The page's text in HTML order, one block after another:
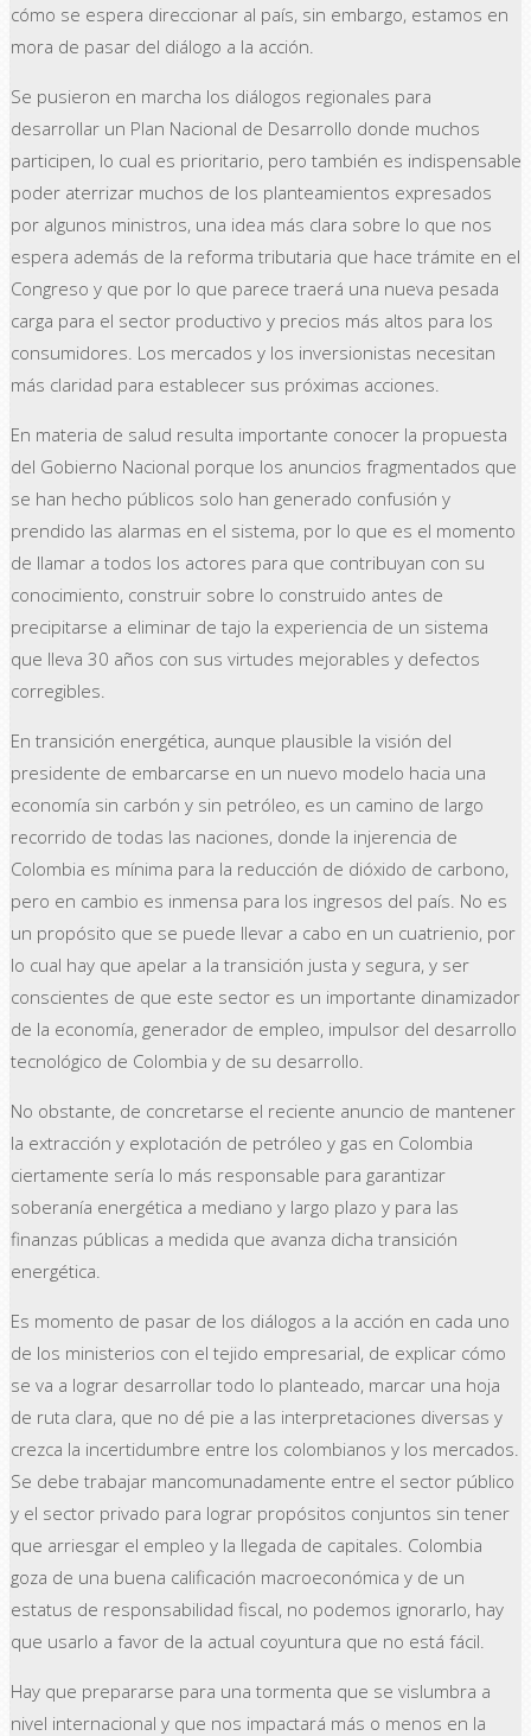
cómo se espera direccionar al país, sin embargo, estamos en
mora de pasar del diálogo a la acción.
Se pusieron en marcha los diálogos regionales para
desarrollar un Plan Nacional de Desarrollo donde muchos
participen, lo cual es prioritario, pero también es indispensable
poder aterrizar muchos de los planteamientos expresados
por algunos ministros, una idea más clara sobre lo que nos
espera además de la reforma tributaria que hace trámite en el
Congreso y que por lo que parece traerá una nueva pesada
carga para el sector productivo y precios más altos para los
consumidores. Los mercados y los inversionistas necesitan
más claridad para establecer sus próximas acciones.
En materia de salud resulta importante conocer la propuesta
del Gobierno Nacional porque los anuncios fragmentados que
se han hecho públicos solo han generado confusión y
prendido las alarmas en el sistema, por lo que es el momento
de llamar a todos los actores para que contribuyan con su
conocimiento, construir sobre lo construido antes de
precipitarse a eliminar de tajo la experiencia de un sistema
que lleva 30 años con sus virtudes mejorables y defectos
corregibles.
En transición energética, aunque plausible la visión del
presidente de embarcarse en un nuevo modelo hacia una
economía sin carbón y sin petróleo, es un camino de largo
recorrido de todas las naciones, donde la injerencia de
Colombia es mínima para la reducción de dióxido de carbono,
pero en cambio es inmensa para los ingresos del país. No es
un propósito que se puede llevar a cabo en un cuatrienio, por
lo cual hay que apelar a la transición justa y segura, y ser
conscientes de que este sector es un importante dinamizador
de la economía, generador de empleo, impulsor del desarrollo
tecnológico de Colombia y de su desarrollo.
No obstante, de concretarse el reciente anuncio de mantener
la extracción y explotación de petróleo y gas en Colombia
ciertamente sería lo más responsable para garantizar
soberanía energética a mediano y largo plazo y para las
finanzas públicas a medida que avanza dicha transición
energética.
Es momento de pasar de los diálogos a la acción en cada uno
de los ministerios con el tejido empresarial, de explicar cómo
se va a lograr desarrollar todo lo planteado, marcar una hoja
de ruta clara, que no dé pie a las interpretaciones diversas y
crezca la incertidumbre entre los colombianos y los mercados.
Se debe trabajar mancomunadamente entre el sector público
y el sector privado para lograr propósitos conjuntos sin tener
que arriesgar el empleo y la llegada de capitales. Colombia
goza de una buena calificación macroeconómica y de un
estatus de responsabilidad fiscal, no podemos ignorarlo, hay
que usarlo a favor de la actual coyuntura que no está fácil.
Hay que prepararse para una tormenta que se vislumbra a
nivel internacional y que nos impactará más o menos en la